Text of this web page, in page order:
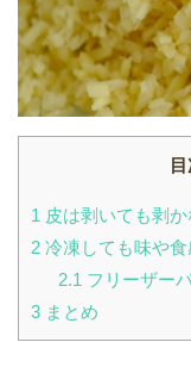
1 皮は剥いても剥
2 冷凍しても味や
2.1フリーザー
3 まとめ